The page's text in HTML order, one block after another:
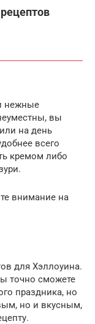
нежные
вы
на день
всего
кремом либо
внимание на
для Хэллоуина.
точно сможете
праздника, но
но и вкусным,